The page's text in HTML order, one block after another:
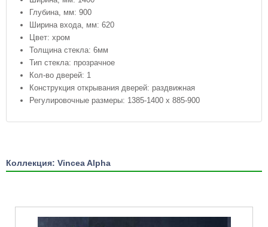
Глубина, мм: 900
Ширина входа, мм: 620
Цвет: хром
Толщина стекла: 6мм
Тип стекла: прозрачное
Кол-во дверей: 1
Конструкция открывания дверей: раздвижная
Регулировочные размеры: 1385-1400 x 885-900
Коллекция: Vincea Alpha